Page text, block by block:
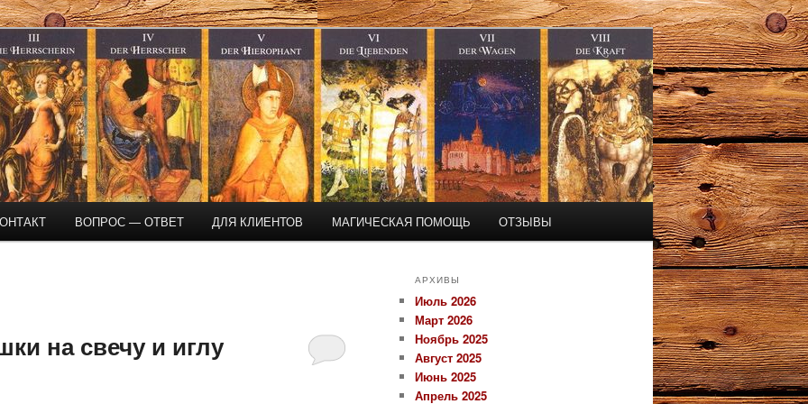
помощь
ВОПРОС — ОТВЕТ ДЛЯ КЛИЕНТОВ МАГИЧЕСКАЯ ПОМОЩЬ ОТЗЫВЫ
на свечу и иглу
АРХИВЫ
Июль 2026
Март 2026
Ноябрь 2025
Август 2025
Июнь 2025
Апрель 2025